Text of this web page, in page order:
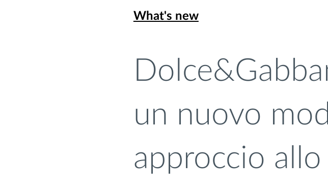
What's new
un nuovo
approccio